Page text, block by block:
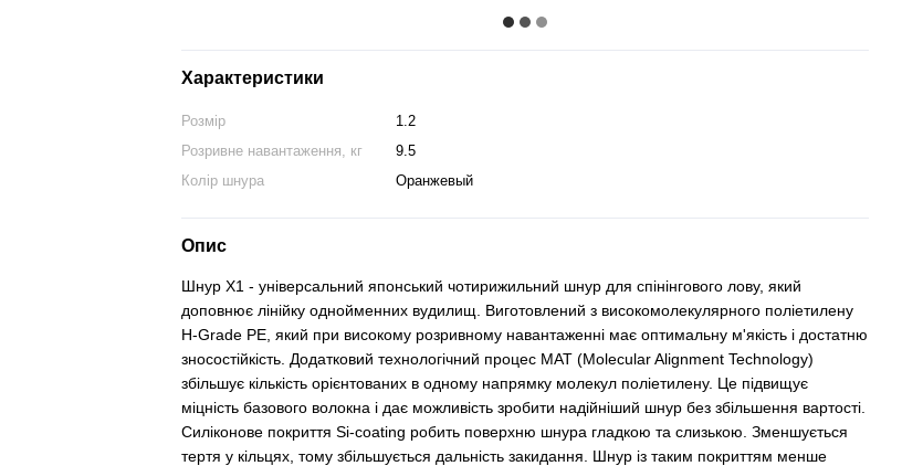
Характеристики
Розмір
1.2
Розривне навантаження, кг
9.5
Колір шнура
Оранжевый
Опис
Шнур Х1 - універсальний японський чотирижильний шнур для спінінгового лову, який
доповнює лінійку однойменних вудилищ. Виготовлений з високомолекулярного поліетилену
H-Grade PE, який при високому розривному навантаженні має оптимальну м'якість і достатню
зносостійкість. Додатковий технологічний процес MAT (Molecular Alignment Technology)
збільшує кількість орієнтованих в одному напрямку молекул поліетилену. Це підвищує
міцність базового волокна і дає можливість зробити надійніший шнур без збільшення вартості.
Силіконове покриття Si-coating робить поверхню шнура гладкою та слизькою. Зменшується
тертя у кільцях, тому збільшується дальність закидання. Шнур із таким покриттям менше